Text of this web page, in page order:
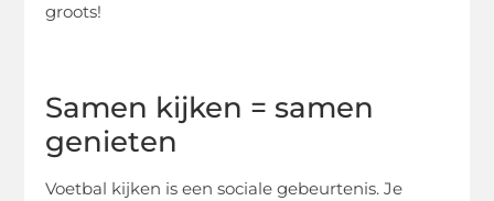
groots!
Samen kijken = samen
genieten
Voetbal kijken is een sociale gebeurtenis. Je